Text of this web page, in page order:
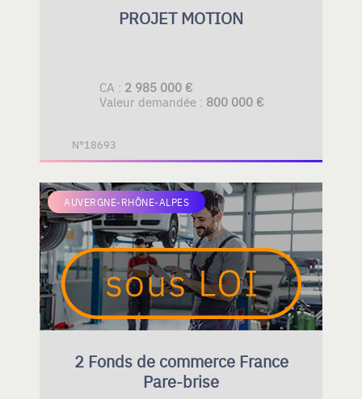
PROJET MOTION
CA : 2 985 000 €
Valeur demandée : 800 000 €
N°18693
AUVERGNE-RHÔNE-ALPES
2 Fonds de commerce France
Pare-brise